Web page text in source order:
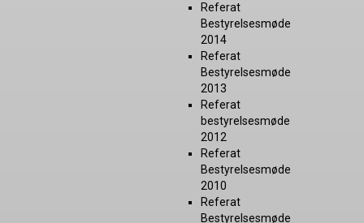
Referat
Bestyrelsesmøde
2014
Referat
Bestyrelsesmøde
2013
Referat
bestyrelsesmøde
2012
Referat
Bestyrelsesmøde
2010
Referat
Bestyrelsesmøde